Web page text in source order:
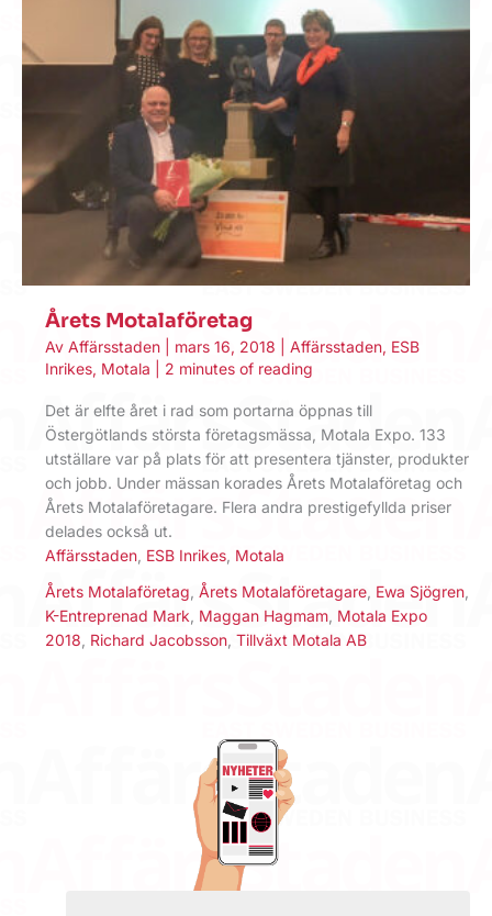
Årets Motalaföretag
Av Affärsstaden mars 16, 2018 Affärsstaden, ESB
Inrikes, Motala 2 minutes of reading
Det är elfte året i rad som portarna öppnas till
Östergötlands största företagsmässa, Motala Expo. 133
utställare var på plats för att presentera tjänster, produkter
och jobb. Under mässan korades Årets Motalaföretag och
Årets Motalaföretagare. Flera andra prestigefyllda priser
delades också ut.
Affärsstaden ESB Inrikes Motala
Årets Motalaföretag Årets Motalaföretagare Ewa Sjögren
K-Entreprenad Mark Maggan Hagmam Motala Expo
2018 Richard Jacobsson Tillväxt Motala AB